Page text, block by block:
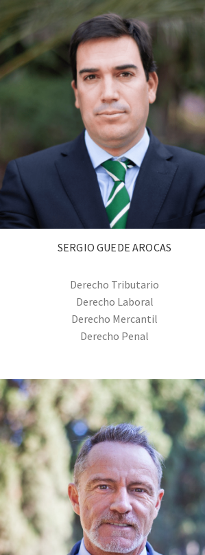
SERGIO GUEDE AROCAS
Derecho Tributario
Derecho Laboral
Derecho Mercantil
Derecho Penal